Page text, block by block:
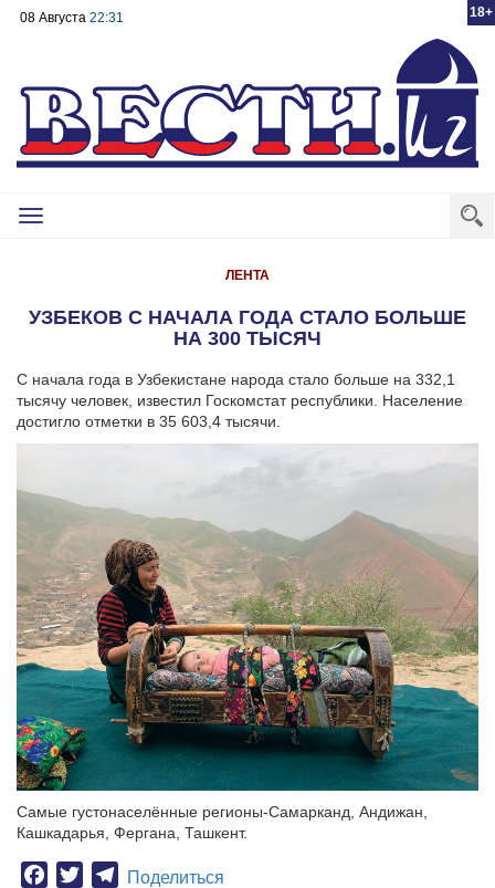
18+
08 Августа 22:31
Toggle
ЛЕНТА
УЗБЕКОВ С НАЧАЛА ГОДА СТАЛО БОЛЬШЕ
НА 300 ТЫСЯЧ
С начала года в Узбекистане народа стало больше на 332,1
тысячу человек, известил Госкомстат республики. Население
достигло отметки в 35 603,4 тысячи.
Самые густонаселённые регионы-Самарканд, Андижан,
Кашкадарья, Фергана, Ташкент.
Facebook
TwitterTelegram
Поделиться